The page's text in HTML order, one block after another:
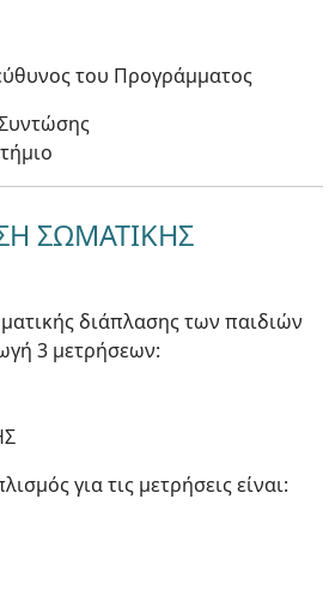
του Προγράμματος
ΣΩΜΑΤΙΚΗΣ
διάπλασης των παιδιών
3 μετρήσεων:
για τις μετρήσεις είναι: